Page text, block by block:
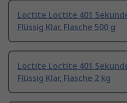
Loctite Loctite 401
Flüssig Klar, Flasche 500 g
Loctite Loctite 401
Flüssig Klar, Flasche 2 kg